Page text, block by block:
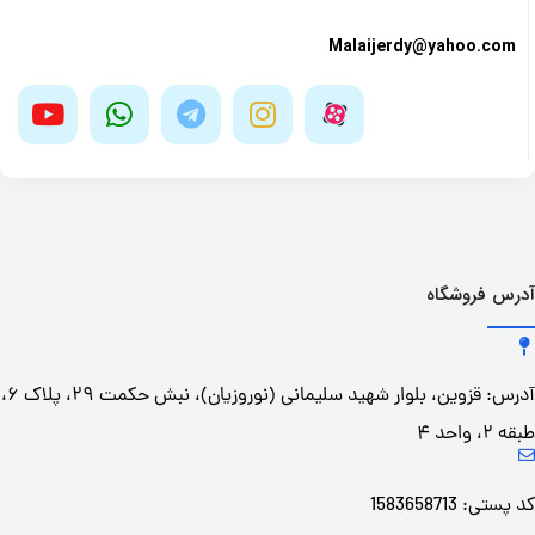
Malaijerdy@yahoo.com
آدرس فروشگاه
آدرس: قزوین، بلوار شهید سلیمانی (نوروزیان)، نبش حکمت ۲۹، پلاک ۶،
طبقه ۲، واحد ۴
کد پستی: 1583658713